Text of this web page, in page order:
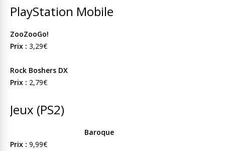
PlayStation Mobile
ZooZooGo!
Prix : 3,29€
Rock Boshers DX
Prix : 2,79€
Jeux (PS2)
Baroque
Prix : 9,99€